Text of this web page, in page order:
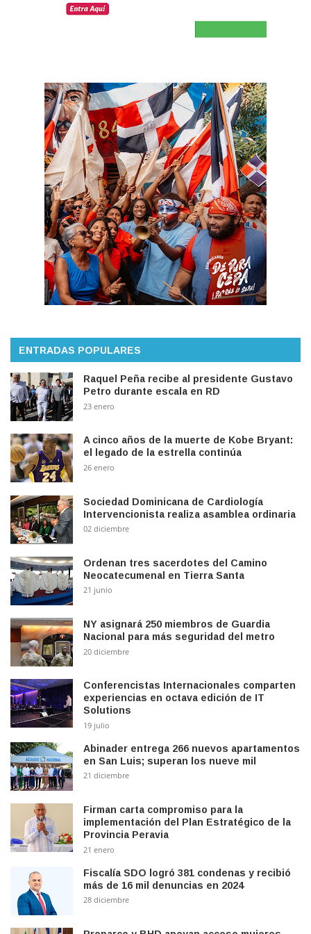
ENTRADAS POPULARES
Raquel Peña recibe al presidente Gustavo
Petro durante escala en RD
23 enero
A cinco años de la muerte de Kobe Bryant:
el legado de la estrella continúa
26 enero
Sociedad Dominicana de Cardiología
Intervencionista realiza asamblea ordinaria
02 diciembre
Ordenan tres sacerdotes del Camino
Neocatecumenal en Tierra Santa
21 junio
NY asignará 250 miembros de Guardia
Nacional para más seguridad del metro
20 diciembre
Conferencistas Internacionales comparten
experiencias en octava edición de IT
Solutions
19 julio
Abinader entrega 266 nuevos apartamentos
en San Luis; superan los nueve mil
21 diciembre
Firman carta compromiso para la
implementación del Plan Estratégico de la
Provincia Peravia
21 enero
Fiscalía SDO logró 381 condenas y recibió
más de 16 mil denuncias en 2024
28 diciembre